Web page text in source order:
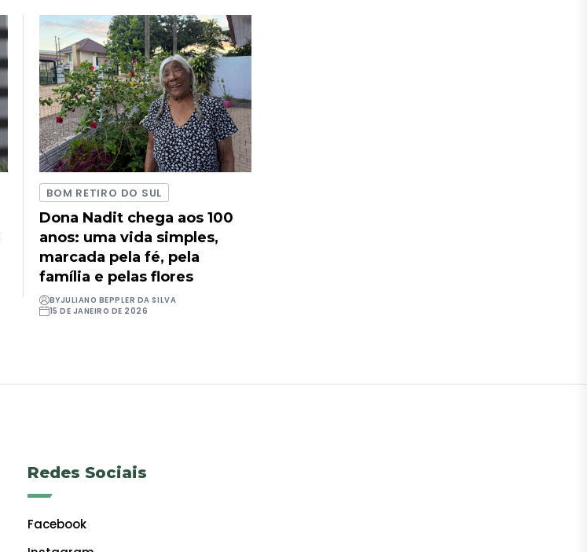
BOM RETIRO DO SUL
Dona Nadit chega aos 100
anos: uma vida simples,
marcada pela fé, pela
família e pelas flores
BYJULIANO BEPPLER DA SILVA
15 DE JANEIRO DE 2026
Redes Sociais
Facebook